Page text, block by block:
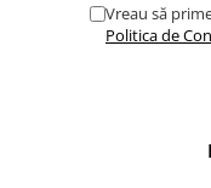
Vreau să
Politica de